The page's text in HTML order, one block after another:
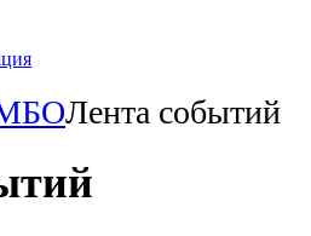
Лента событий